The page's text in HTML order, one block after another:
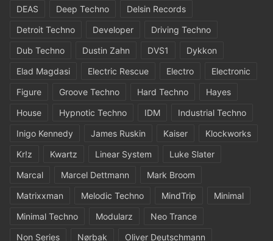
DEAS
Deep Techno
Delsin Records
Detroit Techno
Developer
Driving Techno
Dub Techno
Dustin Zahn DVS1
Dykkon
Elad Magdasi
Electric Rescue Electro
Electronic
Figure
Groove Techno Hard Techno
Hayes
House
Hypnotic Techno IDM
Industrial Techno
Inigo Kennedy
James Ruskin Kaiser
Klockworks
Kr!z
Kwartz Linear System
Luke Slater
Marcal
Marcel Dettmann
Mark Broom
Matrixxman
Melodic Techno MindTrip
Minimal
Minimal Techno
Modularz
Neo Trance
Non Series
Nørbak
Oliver Deutschmann